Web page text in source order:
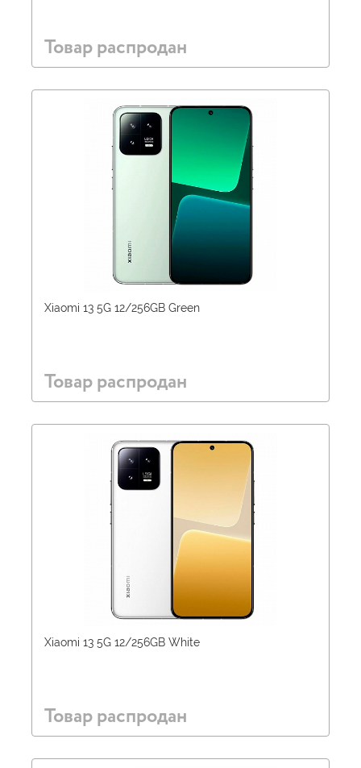
Товар распродан
Xiaomi 13 5G 12/256GB Green
Товар распродан
Xiaomi 13 5G 12/256GB White
Товар распродан